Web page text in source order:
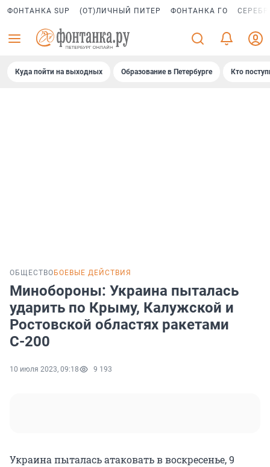
ФОНТАНКА SUP (ОТ)ЛИЧНЫЙ ПИТЕР ФОНТАНКА ГО
Куда пойти на выходных Образование в Петербурге Кто
ОБЩЕСТВО БОЕВЫЕ ДЕЙСТВИЯ
Минобороны: Украина пыталась
ударить по Крыму, Калужской и
Ростовской областях ракетами
С-200
10 июля 2023, 09:18 9 193
Украина пыталась атаковать в воскресенье, 9